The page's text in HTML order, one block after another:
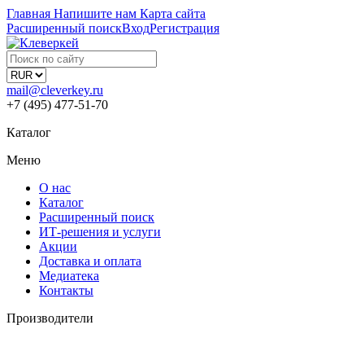
Главная Напишите нам Карта сайта
Расширенный поискВходРегистрация
mail@cleverkey.ru
+7 (495) 477-51-70
Каталог
Меню
О нас
Каталог
Расширенный поиск
ИТ-решения и услуги
Акции
Доставка и оплата
Медиатека
Контакты
Производители